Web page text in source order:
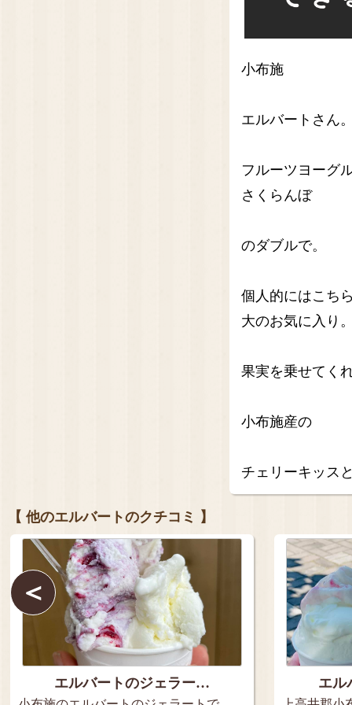
小布施
エルバートさん
フルーツヨーグ
さくらんぼ
のダブルで。
個人的にはこち
大のお気に入り
果実を乗せてく
小布施産の
チェリーキッス
＜
【 他のエルバートのクチコミ 】
エルバートのジェラー… エル